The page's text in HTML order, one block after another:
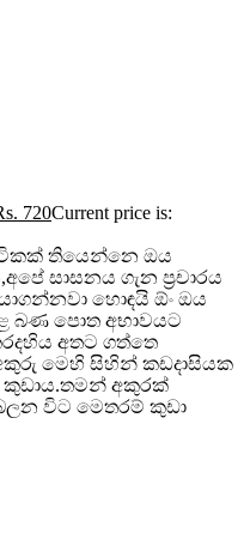
720Current price is:
ටිකක් තියෙන්නෙ ඔය
සාසනය ගැන ප්‍රචාරය
හොඳයි ඕං ඔය
බණ පොත අභාවයට
අතට ගත්තෙ
මෙහි සිහින් කඩදාසියක
කුඩාය.තමන් අකුරක්
විට මෙතරම් කුඩා